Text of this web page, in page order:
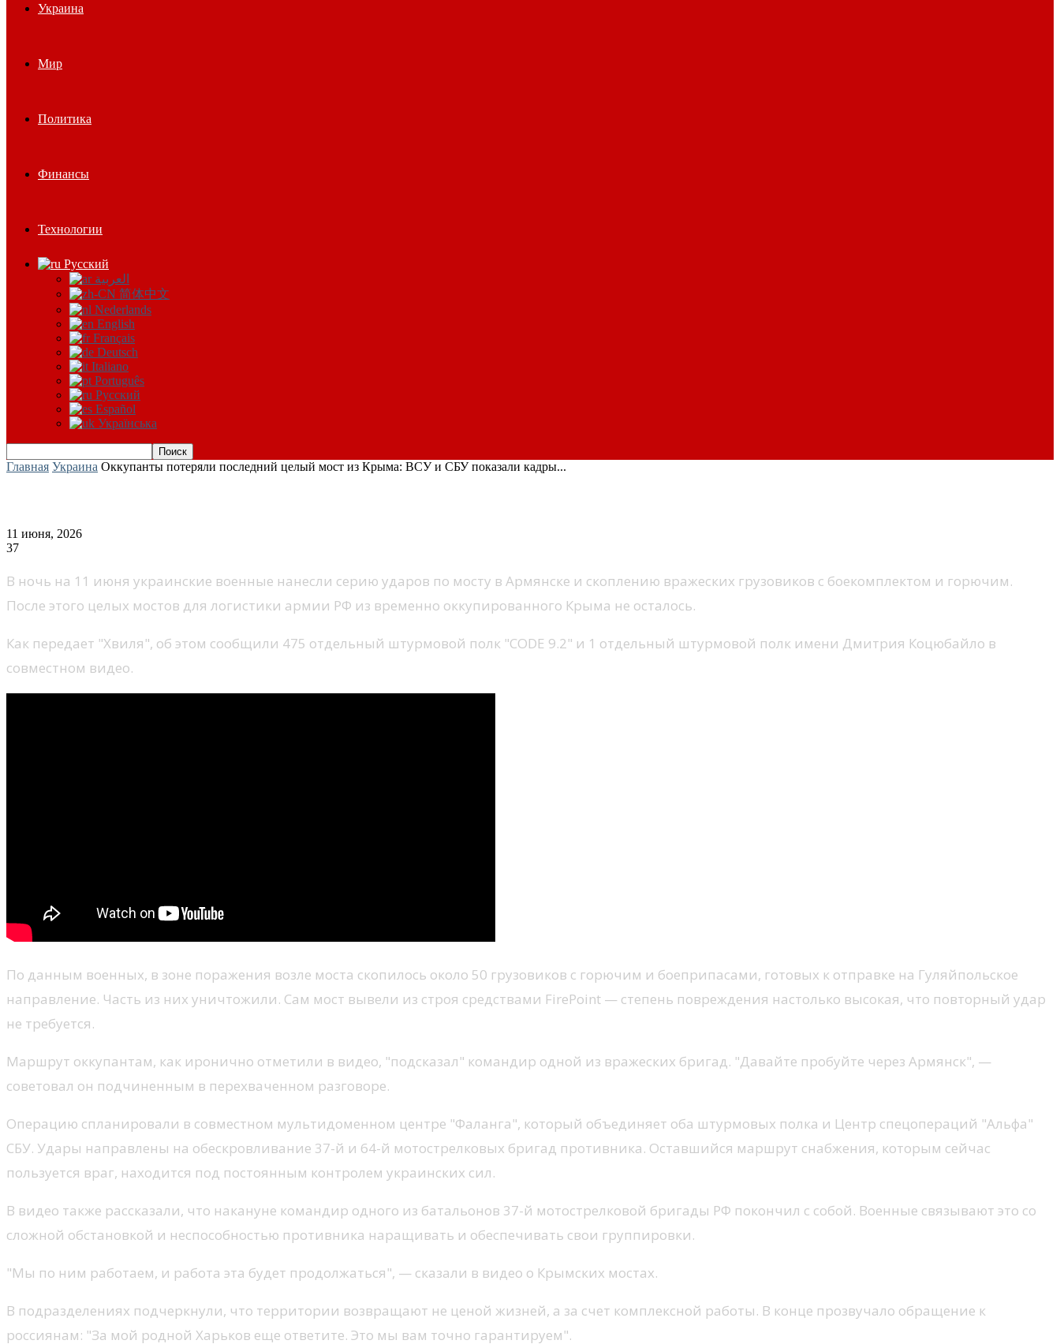
Украина
Мир
Политика
Финансы
Технологии
Русский
العربية
简体中文
Nederlands
English
Français
Deutsch
Italiano
Português
Русский
Español
Українська
Главная Украина Оккупанты потеряли последний целый мост из Крыма: ВСУ и СБУ показали кадры...
11 июня, 2026
37
В ночь на 11 июня украинские военные нанесли серию ударов по мосту в Армянске и скоплению вражеских грузовиков с боекомплектом и горючим.
После этого целых мостов для логистики армии РФ из временно оккупированного Крыма не осталось.
Как передает "Хвиля", об этом сообщили 475 отдельный штурмовой полк "CODE 9.2" и 1 отдельный штурмовой полк имени Дмитрия Коцюбайло в
совместном видео.
По данным военных, в зоне поражения возле моста скопилось около 50 грузовиков с горючим и боеприпасами, готовых к отправке на Гуляйпольское
направление. Часть из них уничтожили. Сам мост вывели из строя средствами FirePoint — степень повреждения настолько высокая, что повторный удар
не требуется.
Маршрут оккупантам, как иронично отметили в видео, "подсказал" командир одной из вражеских бригад. "Давайте пробуйте через Армянск", —
советовал он подчиненным в перехваченном разговоре.
Операцию спланировали в совместном мультидоменном центре "Фаланга", который объединяет оба штурмовых полка и Центр спецопераций "Альфа"
СБУ. Удары направлены на обескровливание 37-й и 64-й мотострелковых бригад противника. Оставшийся маршрут снабжения, которым сейчас
пользуется враг, находится под постоянным контролем украинских сил.
В видео также рассказали, что накануне командир одного из батальонов 37-й мотострелковой бригады РФ покончил с собой. Военные связывают это со
сложной обстановкой и неспособностью противника наращивать и обеспечивать свои группировки.
"Мы по ним работаем, и работа эта будет продолжаться", — сказали в видео о Крымских мостах.
В подразделениях подчеркнули, что территории возвращают не ценой жизней, а за счет комплексной работы. В конце прозвучало обращение к
россиянам: "За мой родной Харьков еще ответите. Это мы вам точно гарантируем".